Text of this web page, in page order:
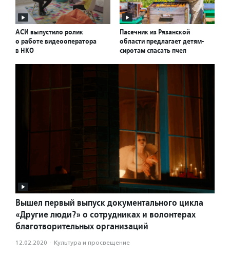
АСИ выпустило ролик
о работе видеооператора
в НКО
Пасечник из Рязанской
области предлагает детям-
сиротам спасать пчел
Вышел первый выпуск документального цикла
«Другие люди?» о сотрудниках и волонтерах
благотворительных организаций
12.02.2020 · Культура и просвещение